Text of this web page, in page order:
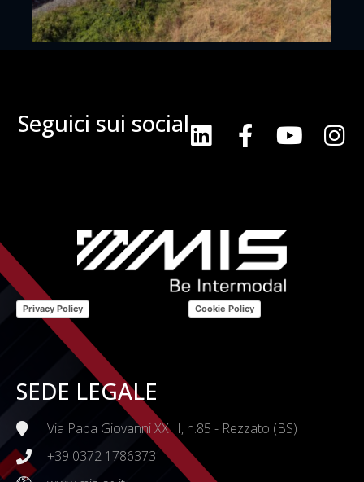
Seguici sui social
Privacy Policy Cookie Policy
SEDE LEGALE
Via Papa Giovanni XXIII, n.85 - Rezzato (BS)
+39 0372 1786373